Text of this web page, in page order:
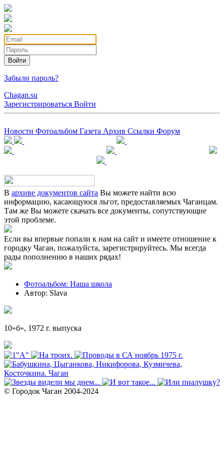
Войти
Забыли пароль?
Chagan.su
Зарегистрироваться Войти
Новости Фотоальбом Газета Архив Ссылки Форум
В архиве документов сайта Вы можете найти всю
информацию, касающуюся льгот, предоставляемых Чаганцам.
Там же Вы можете скачать все документы, сопутствующие
этой проблеме.
Если вы впервые попали к нам на сайт и имеете отношение к
городку Чаган, пожалуйста, зарегистрируйтесь. Мы всегда
рады пополнению в наших рядах!
Фотоальбом: Наша школа
Автор: Slava
10»б», 1972 г. выпуска
© Городок Чаган 2004-2024